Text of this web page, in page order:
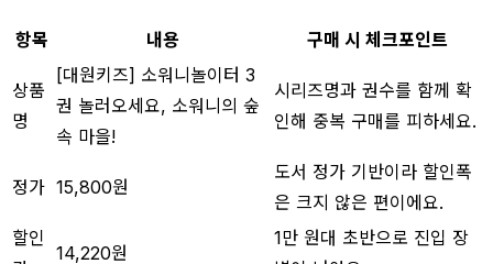
항목 내용 구매 시 체크포인트
상품
명
[대원키즈] 소워니놀이터 3
권 놀러오세요, 소워니의 숲
속 마을!
시리즈명과 권수를 함께 확
인해 중복 구매를 피하세요.
정가 15,800원
도서 정가 기반이라 할인폭
은 크지 않은 편이에요.
할인
14,220원
1만 원대 초반으로 진입 장